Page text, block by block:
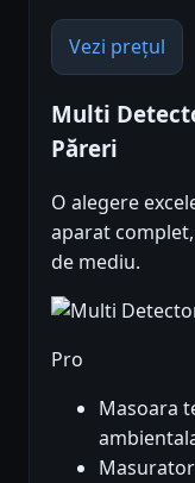
Vezi prețul
Multi
Păreri
O alegere
aparat
de mediu.
Pro
Masoara